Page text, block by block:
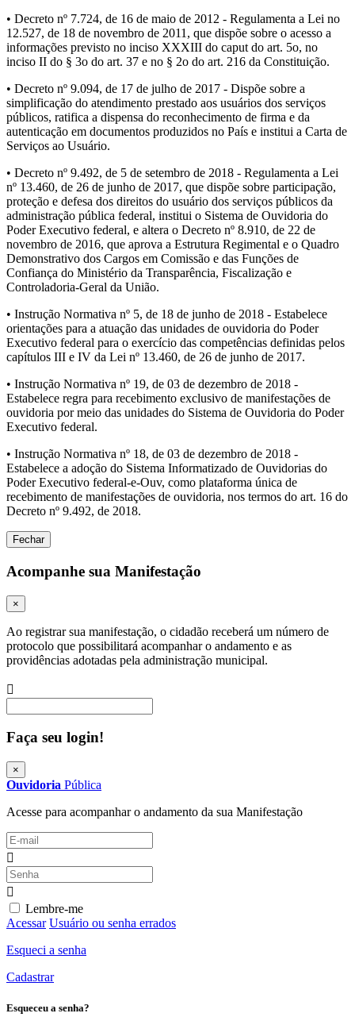
• Decreto nº 7.724, de 16 de maio de 2012 - Regulamenta a Lei no
12.527, de 18 de novembro de 2011, que dispõe sobre o acesso a
informações previsto no inciso XXXIII do caput do art. 5o, no
inciso II do § 3o do art. 37 e no § 2o do art. 216 da Constituição.
• Decreto nº 9.094, de 17 de julho de 2017 - Dispõe sobre a
simplificação do atendimento prestado aos usuários dos serviços
públicos, ratifica a dispensa do reconhecimento de firma e da
autenticação em documentos produzidos no País e institui a Carta de
Serviços ao Usuário.
• Decreto nº 9.492, de 5 de setembro de 2018 - Regulamenta a Lei
nº 13.460, de 26 de junho de 2017, que dispõe sobre participação,
proteção e defesa dos direitos do usuário dos serviços públicos da
administração pública federal, institui o Sistema de Ouvidoria do
Poder Executivo federal, e altera o Decreto nº 8.910, de 22 de
novembro de 2016, que aprova a Estrutura Regimental e o Quadro
Demonstrativo dos Cargos em Comissão e das Funções de
Confiança do Ministério da Transparência, Fiscalização e
Controladoria-Geral da União.
• Instrução Normativa nº 5, de 18 de junho de 2018 - Estabelece
orientações para a atuação das unidades de ouvidoria do Poder
Executivo federal para o exercício das competências definidas pelos
capítulos III e IV da Lei nº 13.460, de 26 de junho de 2017.
• Instrução Normativa nº 19, de 03 de dezembro de 2018 -
Estabelece regra para recebimento exclusivo de manifestações de
ouvidoria por meio das unidades do Sistema de Ouvidoria do Poder
Executivo federal.
• Instrução Normativa nº 18, de 03 de dezembro de 2018 -
Estabelece a adoção do Sistema Informatizado de Ouvidorias do
Poder Executivo federal-e-Ouv, como plataforma única de
recebimento de manifestações de ouvidoria, nos termos do art. 16 do
Decreto nº 9.492, de 2018.
Fechar
Acompanhe sua Manifestação
×
Ao registrar sua manifestação, o cidadão receberá um número de
protocolo que possibilitará acompanhar o andamento e as
providências adotadas pela administração municipal.
Faça seu login!
×
Ouvidoria Pública
Acesse para acompanhar o andamento da sua Manifestação
Lembre-me
Acessar Usuário ou senha errados
Esqueci a senha
Cadastrar
Esqueceu a senha?